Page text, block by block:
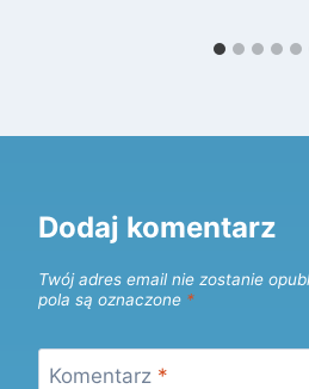
Dodaj komentarz
Twój adres email nie zostanie
pola są oznaczone *
Komentarz *